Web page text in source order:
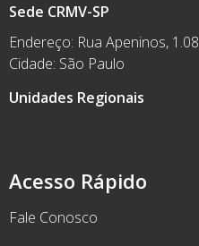
Acesso Rápido
Fale Conosco
Sede CRMV-SP
Endereço: Rua Apeninos,
Cidade: São Paulo
Unidades Regionais